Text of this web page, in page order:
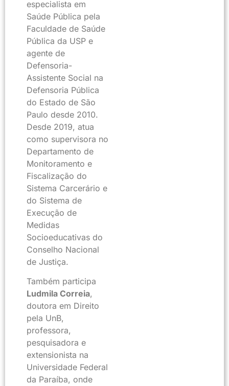
especialista em
Saúde Pública pela
Faculdade de Saúde
Pública da USP e
agente de
Defensoria-
Assistente Social na
Defensoria Pública
do Estado de São
Paulo desde 2010.
Desde 2019, atua
como supervisora no
Departamento de
Monitoramento e
Fiscalização do
Sistema Carcerário e
do Sistema de
Execução de
Medidas
Socioeducativas do
Conselho Nacional
de Justiça.
Também participa
Ludmila Correia,
doutora em Direito
pela UnB,
professora,
pesquisadora e
extensionista na
Universidade Federal
da Paraíba, onde